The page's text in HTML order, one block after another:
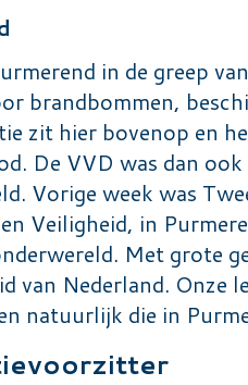
in de greep
brandbommen,
zit hier bovenop en
De VVD was dan
Vorige week was
Veiligheid, in
Met grote
van Nederland. Onze
natuurlijk die in